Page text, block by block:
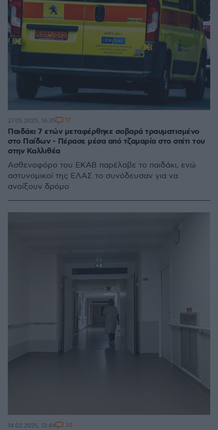
Παιδάκι 7 ετών μεταφέρθηκε σοβαρά τραυματισμένο
στο Παίδων - Πέρασε μέσα από τζαμαρία στο σπίτι του
στην Καλλιθέα
Ασθενοφόρο του ΕΚΑΒ παρέλαβε το παιδάκι, ενώ
αστυνομικοί της ΕΛΑΣ το συνόδευσαν για να
ανοίξουν δρόμο
27.05.2025, 16:35 17
14.02.2025, 12:44 30